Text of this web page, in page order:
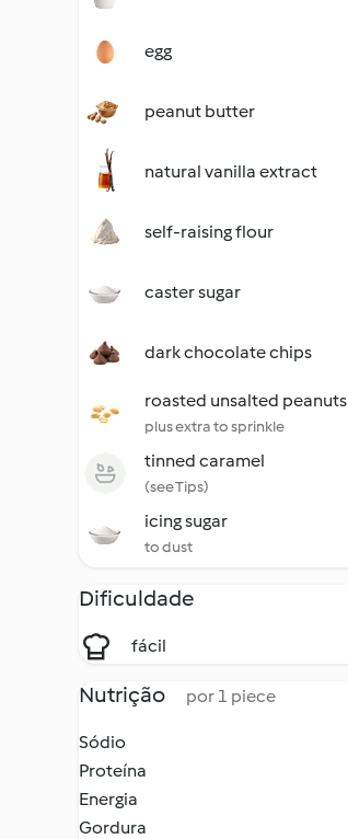
egg
peanut butter
natural vanilla extract
self-raising flour
caster sugar
dark chocolate chips
roasted unsalted peanuts
plus extra to sprinkle
tinned caramel
(see Tips)
icing sugar
to dust
Dificuldade
fácil
Nutrição por 1 piece
Sódio
Proteína
Energia
Gordura